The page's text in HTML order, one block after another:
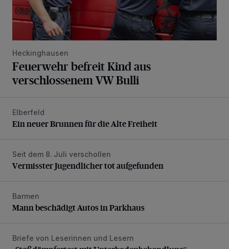
Heckinghausen
Feuerwehr befreit Kind aus
verschlossenem VW Bulli
Ein neuer Brunnen für die Alte Freiheit
Elberfeld
Ein neuer Brunnen für die Alte Freiheit
Vermisster Jugendlicher tot aufgefunden
Seit dem 8. Juli verschollen
Vermisster Jugendlicher tot aufgefunden
Mann beschädigt Autos in Parkhaus
Barmen
Mann beschädigt Autos in Parkhaus
„Stoßdämpfertest mit Unterbodenbehandlung“
Briefe von Leserinnen und Lesern